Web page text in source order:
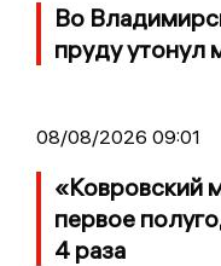
Во
пруду утонул
08/08/2026 09:01
«Ковровский
первое
4 раза